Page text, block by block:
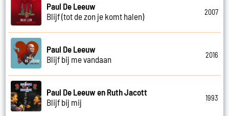
Paul De Leeuw
Blijf (tot de zon je komt halen)
2007
Paul De Leeuw
Blijf bij me vandaan
2016
Paul De Leeuw en Ruth Jacott
Blijf bij mij
1993